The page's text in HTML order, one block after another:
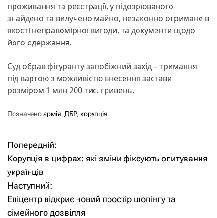
проживання та реєстрації, у підозрюваного
знайдено та вилучено майно, незаконно отримане в
якості неправомірної вигоди, та документи щодо
його одержання.
Суд обрав фігуранту запобіжний захід – тримання
під вартою з можливістю внесення застави
розміром 1 млн 200 тис. гривень.
Позначеноармія, ДБР, корупція
Н
а
в
і
Попередній:
Корупція в цифрах: які зміни фіксують опитування
українців
Наступний:
Епіцентр відкриє новий простір шопінгу та
сімейного дозвілля